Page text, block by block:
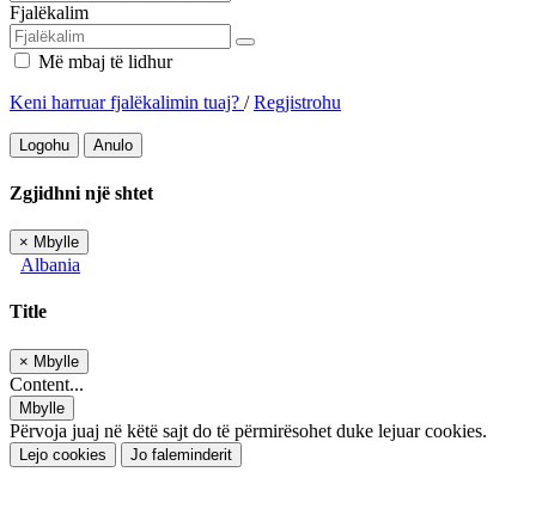
Fjalëkalim
Më mbaj të lidhur
Keni harruar fjalëkalimin tuaj? /Regjistrohu
Logohu Anulo
Zgjidhni një shtet
× Mbylle
Albania
Title
× Mbylle
Content...
Mbylle
Përvoja juaj në këtë sajt do të përmirësohet duke lejuar cookies.
Lejo cookies Jo faleminderit